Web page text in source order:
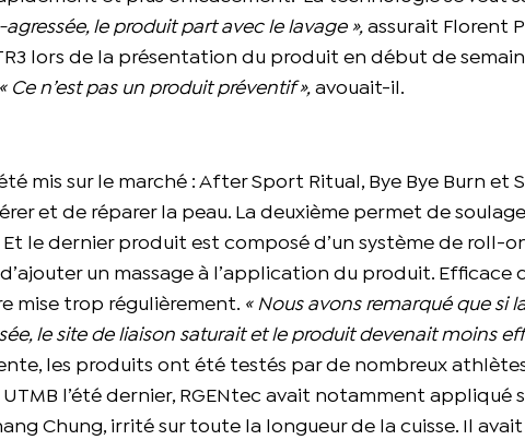
le produit part avec le lavage », assurait Florent
lors de la présentation du produit en début de
« Ce n’est pas un produit préventif », avouait-il.
mis sur le marché : After Sport Ritual, Bye Bye Burn et
et de réparer la peau. La deuxième permet de
le dernier produit est composé d’un système de roll-
un massage à l’application du produit. Efficace
mise trop régulièrement. « Nous avons remarqué que si
le site de liaison saturait et le produit devenait moins
les produits ont été testés par de nombreux
l’été dernier, RGENtec avait notamment appliqué
Chung, irrité sur toute la longueur de la cuisse. Il